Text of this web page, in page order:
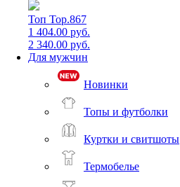
Топ Top.867
1 404.00 руб.
2 340.00 руб.
Для мужчин
Новинки
Топы и футболки
Куртки и свитшоты
Термобелье